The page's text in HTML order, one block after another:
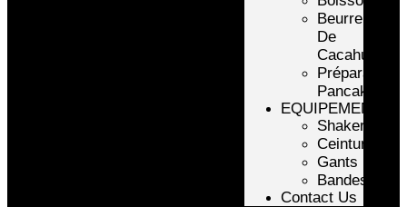
Beurre
De
Cacahuète
Préparation
Pancake
EQUIPEMENTS
Shakers
Ceintures
Gants
Bandes
Contact Us